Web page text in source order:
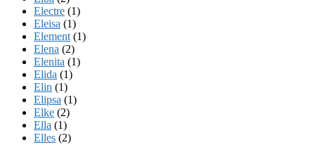
Electre (1)
Eleisa (1)
Element (1)
Elena (2)
Elenita (1)
Elida (1)
Elin (1)
Elipsa (1)
Elke (2)
Ella (1)
Elles (2)